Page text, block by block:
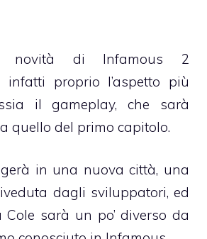
novità di Infamous 2
infatti proprio l’aspetto più
il gameplay, che sarà
quello del primo capitolo.
in una nuova città, una
dagli sviluppatori, ed
sarà un po’ diverso da